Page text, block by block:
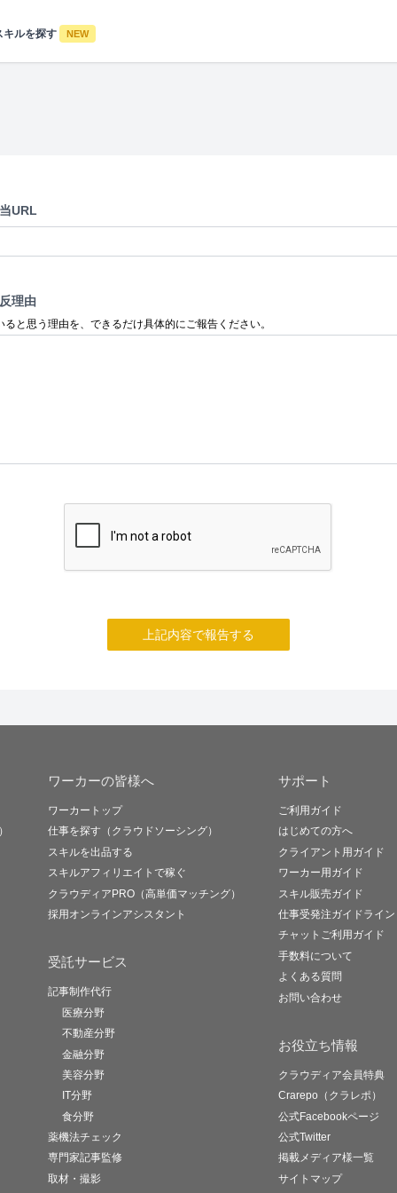
キルを探す NEW
URL
理由
ると思う理由を、できるだけ具体的にご報告ください。
上記内容で報告する
ワーカーの皆様へ
ワーカートップ
仕事を探す（クラウドソーシング）
スキルを出品する
スキルアフィリエイトで稼ぐ
クラウディアPRO（高単価マッチング）
採用オンラインアシスタント
受託サービス
記事制作代行
医療分野
不動産分野
金融分野
美容分野
IT分野
食分野
薬機法チェック
専門家記事監修
取材・撮影
サポート
ご利用ガイド
はじめての方へ
クライアント用ガイド
ワーカー用ガイド
スキル販売ガイド
仕事受発注ガイドライン
チャットご利用ガイド
手数料について
よくある質問
お問い合わせ
お役立ち情報
クラウディア会員特典
Crarepo（クラレポ）
公式Facebookページ
公式Twitter
掲載メディア様一覧
サイトマップ